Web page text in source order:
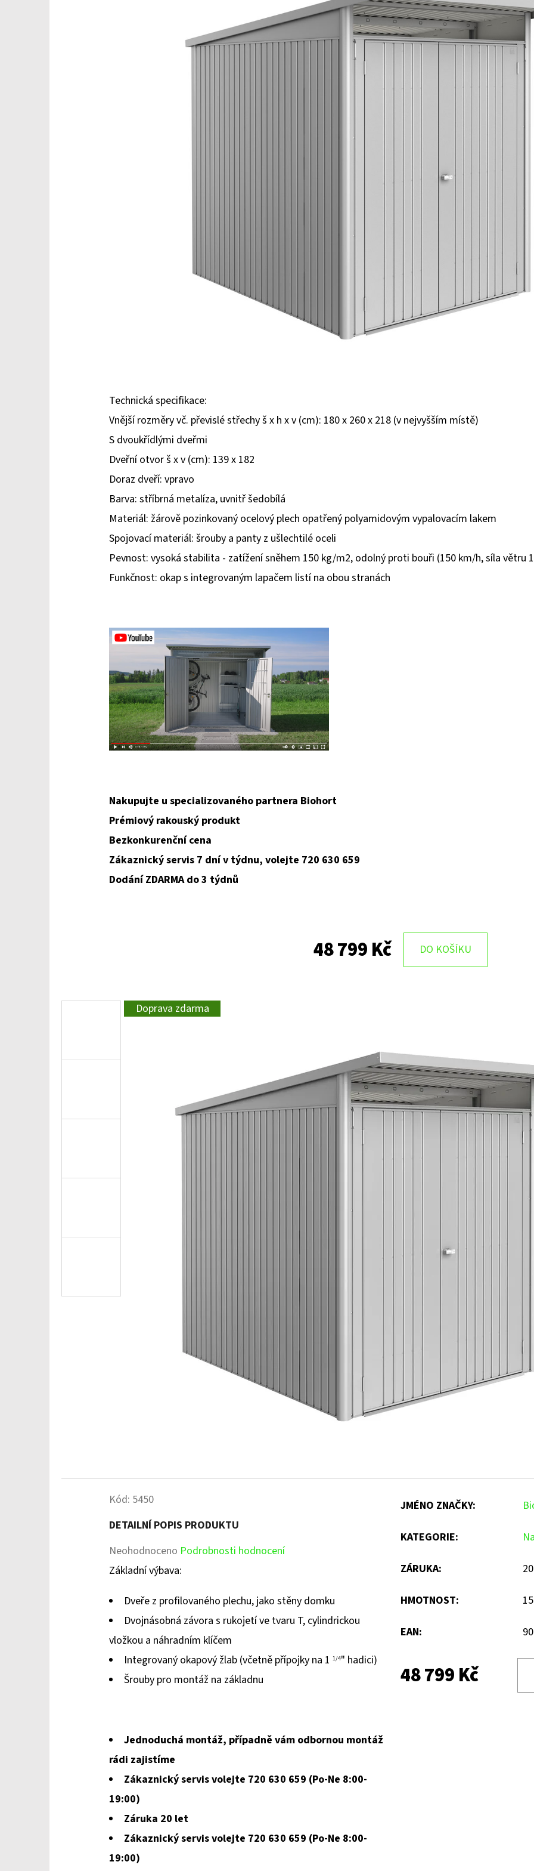
Technická specifikace:
Vnější rozměry vč. převislé střechy š x h x v (cm): 180 x 260 x 218 (v nejvyšším místě)
S dvoukřídlými dveřmi
Dveřní otvor š x v (cm): 139 x 182
Doraz dveří: vpravo
Barva: stříbrná metalíza, uvnitř šedobílá
Materiál: žárově pozinkovaný ocelový plech opatřený polyamidovým vypalovacím lakem
Spojovací materiál: šrouby a panty z ušlechtilé oceli
Pevnost: vysoká stabilita - zatížení sněhem 150 kg/m2, odolný proti bouři (150 km/h, síla větru
Funkčnost: okap s integrovaným lapačem listí na obou stranách
Nakupujte u specializovaného partnera Biohort
Prémiový rakouský produkt
Bezkonkurenční cena
Zákaznický servis 7 dní v týdnu, volejte 720 630 659
Dodání ZDARMA do 3 týdnů
48 799 Kč DO KOŠÍKU
Doprava zdarma
Kód: 5450
DETAILNÍ POPIS PRODUKTU
Průměrné
hodnocení
hvězdiček.
Neohodnoceno Podrobnosti hodnocení
Základní výbava:
Dveře z profilovaného plechu, jako stěny domku
Dvojnásobná závora s rukojetí ve tvaru T, cylindrickou
vložkou a náhradním klíčem
Integrovaný okapový žlab (včetně přípojky na 1 1/4" hadici)
Šrouby pro montáž na základnu
Jednoduchá montáž, případně vám odbornou montáž
rádi zajistíme
Zákaznický servis volejte 720 630 659 (Po-Ne 8:00-
19:00)
Záruka 20 let
Zákaznický servis volejte 720 630 659 (Po-Ne 8:00-
19:00)
JMÉNO ZNAČKY:
KATEGORIE:
ZÁRUKA:
HMOTNOST:
EAN:
48 799 Kč